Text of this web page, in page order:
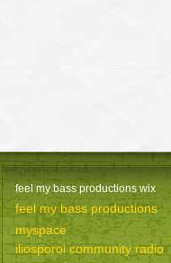
feel my bass productions wix
feel my bass productions
myspace
iliosporoi community radio